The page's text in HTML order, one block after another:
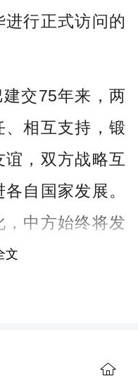
行正式访问的
交75年来，两
、相互支持，锻
，双方战略互
自国家发展。
中方始终将发
的优先方向。
巴基斯坦留学
文